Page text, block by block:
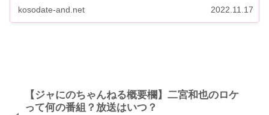
kosodate-and.net 2022.11.17
【ジャにのちゃんねる概要欄】二宮和也のロケ
って何の番組？放送はいつ？